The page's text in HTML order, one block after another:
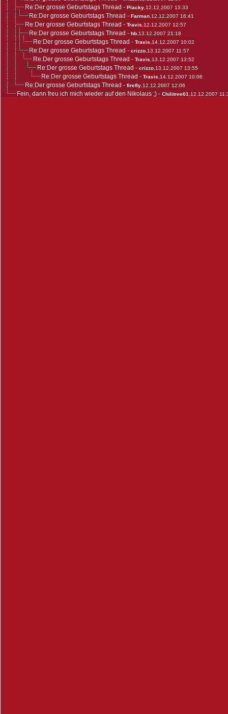
Re:Der grosse Geburtstags Thread - Placky ,12.12.2007 13:33
Re:Der grosse Geburtstags Thread - Farman ,12.12.2007 16:41
Re:Der grosse Geburtstags Thread - Travis ,12.12.2007 12:57
Re:Der grosse Geburtstags Thread - hb ,13.12.2007 21:18
Re:Der grosse Geburtstags Thread - Travis ,14.12.2007 10:02
Re:Der grosse Geburtstags Thread - crizzo ,13.12.2007 11:57
Re:Der grosse Geburtstags Thread - Travis ,13.12.2007 13:52
Re:Der grosse Geburtstags Thread - crizzo ,13.12.2007 13:55
Re:Der grosse Geburtstags Thread - Travis ,14.12.2007 10:06
Re:Der grosse Geburtstags Thread - firefly ,12.12.2007 12:06
Fein, dann freu ich mich wieder auf den Nikolaus ;) - Chilitree01 ,12.12.2007